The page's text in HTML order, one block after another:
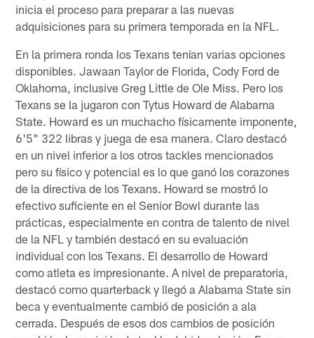
inicia el proceso para preparar a las nuevas
adquisiciones para su primera temporada en la NFL.
En la primera ronda los Texans tenían varias opciones
disponibles. Jawaan Taylor de Florida, Cody Ford de
Oklahoma, inclusive Greg Little de Ole Miss. Pero los
Texans se la jugaron con Tytus Howard de Alabama
State. Howard es un muchacho físicamente imponente,
6'5" 322 libras y juega de esa manera. Claro destacó
en un nivel inferior a los otros tackles mencionados
pero su físico y potencial es lo que ganó los corazones
de la directiva de los Texans. Howard se mostró lo
efectivo suficiente en el Senior Bowl durante las
prácticas, especialmente en contra de talento de nivel
de la NFL y también destacó en su evaluación
individual con los Texans. El desarrollo de Howard
como atleta es impresionante. A nivel de preparatoria,
destacó como quarterback y llegó a Alabama State sin
beca y eventualmente cambió de posición a ala
cerrada. Después de esos dos cambios de posición